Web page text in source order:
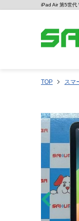
iPad Air 第5世代
TOP スマ